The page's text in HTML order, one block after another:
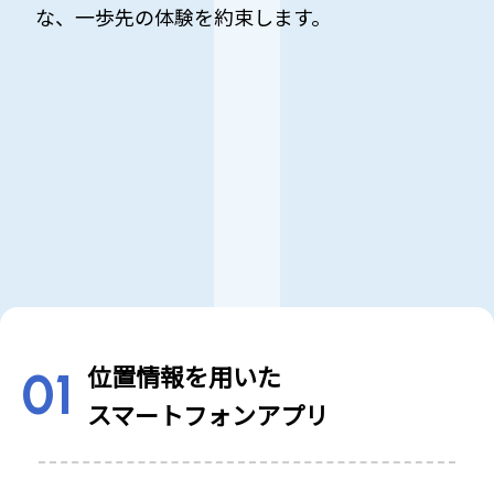
な、一歩先の体験を約束します。
位置情報を用いた
スマートフォンアプリ